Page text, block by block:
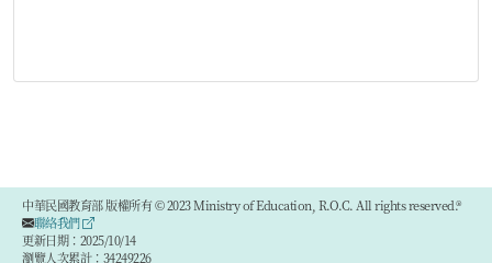
中華民國教育部 版權所有 © 2023 Ministry of Education, R.O.C. All rights reserved.®
聯絡我們
更新日期：2025/10/14
瀏覽人次累計：34249226